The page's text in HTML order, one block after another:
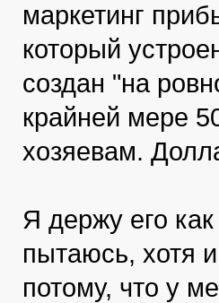
маркетинг
который
создан "на
крайней мере
хозяевам.
Я держу его
пытаюсь, хотя
потому, что у